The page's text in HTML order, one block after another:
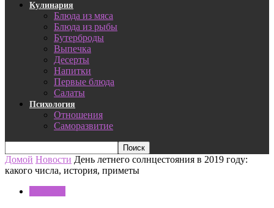
Кулинария
Блюда из мяса
Блюда из рыбы
Бутерброды
Выпечка
Десерты
Напитки
Первые блюда
Салаты
Психология
Отношения
Саморазвитие
Домой Новости День летнего солнцестояния в 2019 году:
какого числа, история, приметы